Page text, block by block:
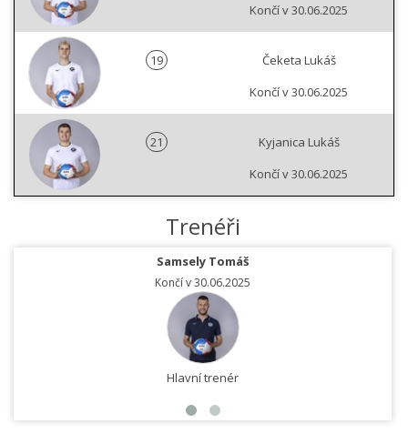
Končí v 30.06.2025
19
Čeketa Lukáš
Končí v 30.06.2025
21
Kyjanica Lukáš
Končí v 30.06.2025
Trenéři
Samsely Tomáš
Končí v 30.06.2025
Hlavní trenér